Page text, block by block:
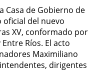
Casa de Gobierno de
oficial del nuevo
XV, conformado por
Ríos. El acto
Maximiliano
dirigentes